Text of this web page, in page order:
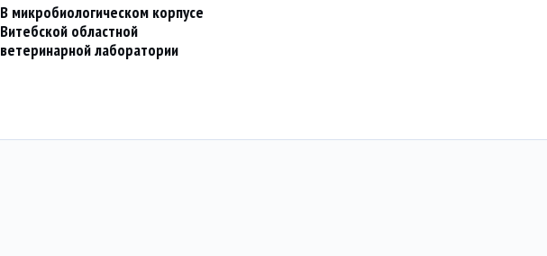
В микробиологическом корпусе
Витебской областной
ветеринарной лаборатории